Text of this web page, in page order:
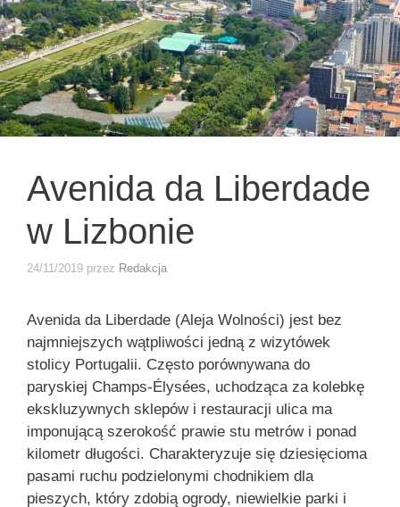
Avenida da Liberdade
w Lizbonie
24/11/2019 przez Redakcja
Avenida da Liberdade (Aleja Wolności) jest bez
najmniejszych wątpliwości jedną z wizytówek
stolicy Portugalii. Często porównywana do
paryskiej Champs-Élysées, uchodząca za kolebkę
ekskluzywnych sklepów i restauracji ulica ma
imponującą szerokość prawie stu metrów i ponad
kilometr długości. Charakteryzuje się dziesięcioma
pasami ruchu podzielonymi chodnikiem dla
pieszych, który zdobią ogrody, niewielkie parki i